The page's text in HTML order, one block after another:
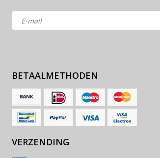
BETAALMETHODEN
VERZENDING